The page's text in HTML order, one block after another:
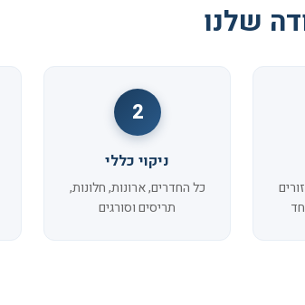
שלנו
2
ניקוי כללי
כל החדרים, ארונות, חלונות,
תריסים וסורגים